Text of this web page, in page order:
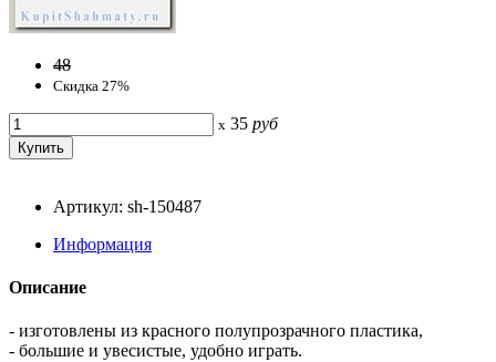
48
Скидка 27%
x 35 руб
Артикул: sh-150487
Информация
Описание
- изготовлены из красного полупрозрачного пластика,
- большие и увесистые, удобно играть.